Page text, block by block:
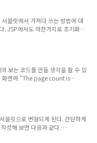
자바빈의 getter, setter에서 사
을 하게 되는 것이다. class는 패
당연히 setProperty도 있다.
블릿에서 가져다 쓰는 방법에 대
에서도 마찬가지로 초기화를
사용할 수 있다. 방법은 서블릿
같다. MyTestInit /TestInit.jsp
/TestInit.jsp 위와 같이 설
이라는 태그를 사용하게 되며,
보는 코드를 만들 생각을 할 수 있
화면에 "The page count is
우져를 리프레쉬 하게 되면
릿으로 변하면서 그 모든 코드가
수 역시 _jspService 메소드 안에
되게 된다면 아래와 같은 코드를
블릿으로 변형되게 된다. 간단하게
성해 보면 다음과 같다.
Counter { private static